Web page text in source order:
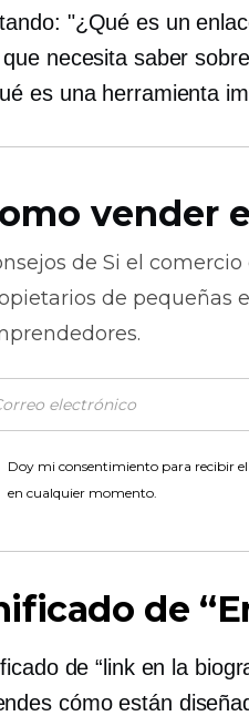
"¿Qué es un
necesita saber
es una herramienta
vender
de Si el
de pequeñas
Doy mi consentimiento para recibir
en cualquier momento.
de
de “link en la
cómo están